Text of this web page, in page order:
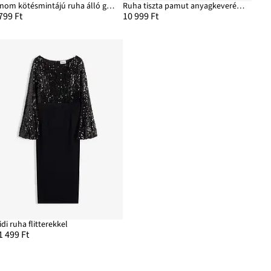
Finom kötésmintájú ruha álló gallérral
Ft
Ruha tiszta pamut anyagkeverékből
10 999 Ft
ruha flitterekkel
499 Ft